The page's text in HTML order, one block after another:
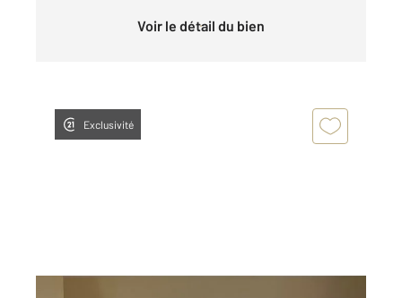
Voir le détail du bien
Exclusivité